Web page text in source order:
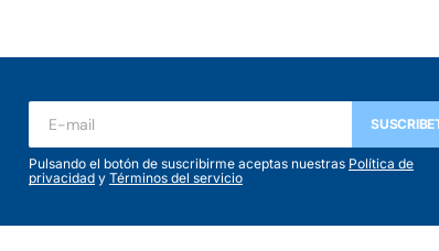
Pulsando el botón de suscribirme aceptas nuestras Política de
privacidad y Términos del servicio